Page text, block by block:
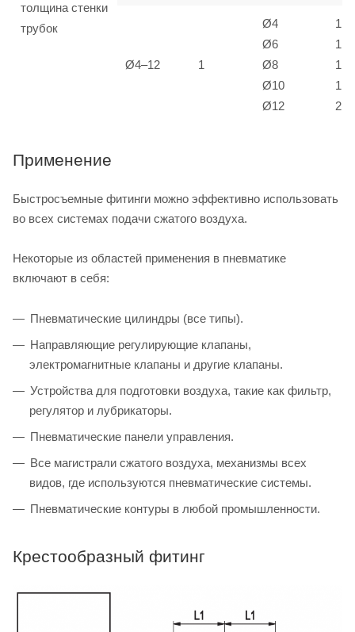
толщина стенки
трубок
Ø4–12 1
Ø4
Ø6
Ø8
Ø10
Ø12
1
1
1,5
1,5
2
Применение
Быстросъемные фитинги можно эффективно использовать
во всех системах подачи сжатого воздуха.
Некоторые из областей применения в пневматике
включают в себя:
Пневматические цилиндры (все типы).
Направляющие регулирующие клапаны,
электромагнитные клапаны и другие клапаны.
Устройства для подготовки воздуха, такие как фильтр,
регулятор и лубрикаторы.
Пневматические панели управления.
Все магистрали сжатого воздуха, механизмы всех
видов, где используются пневматические системы.
Пневматические контуры в любой промышленности.
Крестообразный фитинг